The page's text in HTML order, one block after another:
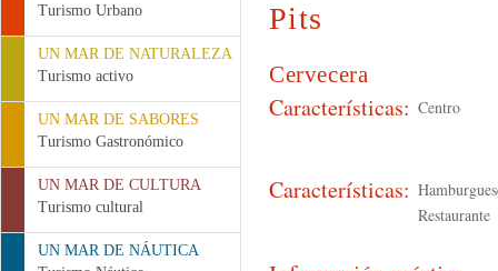
Turismo Urbano
UN MAR DE NATURALEZA
Turismo activo
UN MAR DE SABORES
Turismo Gastronómico
UN MAR DE CULTURA
Turismo cultural
UN MAR DE NÁUTICA
Pits
Cervecera
Características: Centro
Características:
Restaurante